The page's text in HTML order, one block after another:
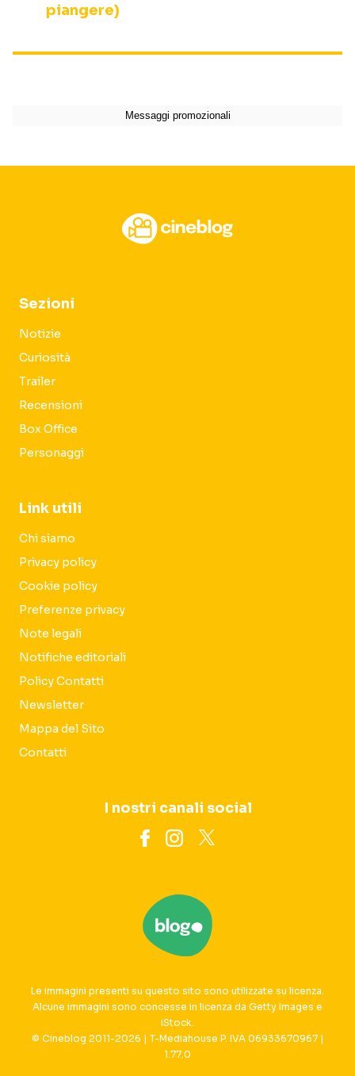
piangere)
Sezioni
Notizie
Curiosità
Trailer
Recensioni
Box Office
Personaggi
Link utili
Chi siamo
Privacy policy
Cookie policy
Preferenze privacy
Note legali
Notifiche editoriali
Policy Contatti
Newsletter
Mappa del Sito
Contatti
I nostri canali social
Le immagini presenti su questo sito sono utilizzate su licenza.
Alcune immagini sono concesse in licenza da Getty Images e
iStock.
© Cineblog 2011-2026 | T-Mediahouse P. IVA 06933670967 |
1.77.0